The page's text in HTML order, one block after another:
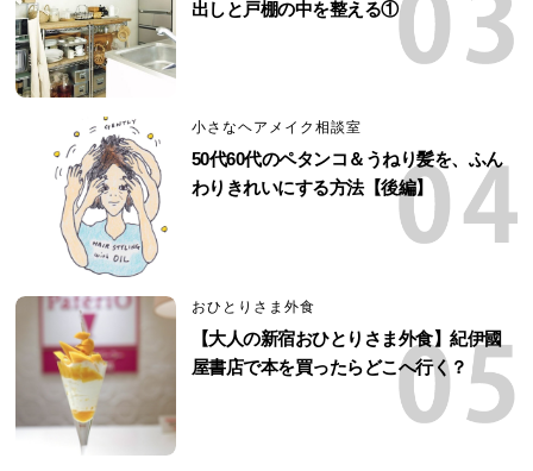
出しと戸棚の中を整える①
小さなヘアメイク相談室
50代60代のペタンコ＆うねり髪を、ふん
わりきれいにする方法【後編】
おひとりさま外食
【大人の新宿おひとりさま外食】紀伊國
屋書店で本を買ったらどこへ行く？